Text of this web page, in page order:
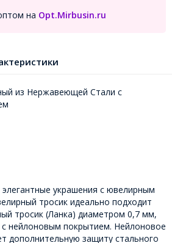
на Opt.Mirbusin.ru
из Нержавеющей Стали с
украшения с ювелирным
тросик идеально подходит
тросик (Ланка) диаметром 0,7 мм,
нейлоновым покрытием. Нейлоновое
дополнительную защиту стального